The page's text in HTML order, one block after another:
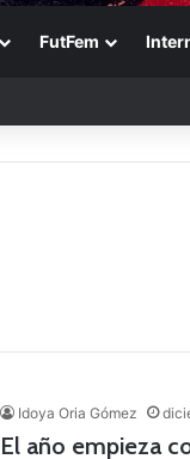
FutFem
Idoya Oria Gómez
El año empieza